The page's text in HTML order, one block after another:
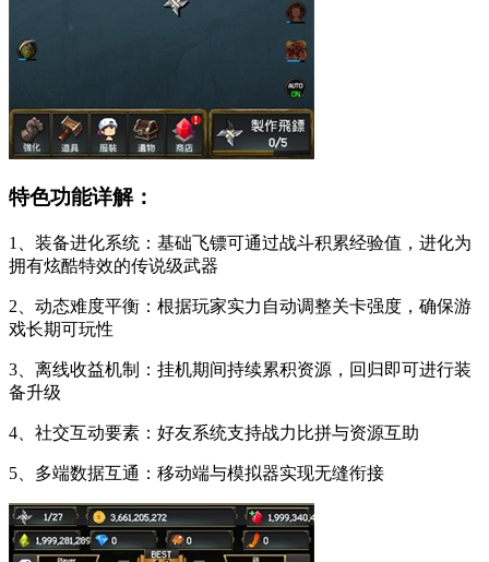
特色功能详解：
1、装备进化系统：基础飞镖可通过战斗积累经验值，进化为
拥有炫酷特效的传说级武器
2、动态难度平衡：根据玩家实力自动调整关卡强度，确保游
戏长期可玩性
3、离线收益机制：挂机期间持续累积资源，回归即可进行装
备升级
4、社交互动要素：好友系统支持战力比拼与资源互助
5、多端数据互通：移动端与模拟器实现无缝衔接